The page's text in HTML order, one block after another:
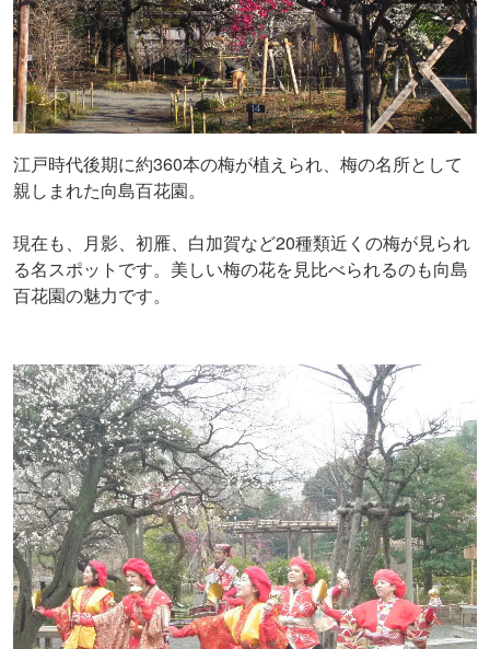
江戸時代後期に約360本の梅が植えられ、梅の名所として
親しまれた向島百花園。
現在も、月影、初雁、白加賀など20種類近くの梅が見られ
る名スポットです。美しい梅の花を見比べられるのも向島
百花園の魅力です。